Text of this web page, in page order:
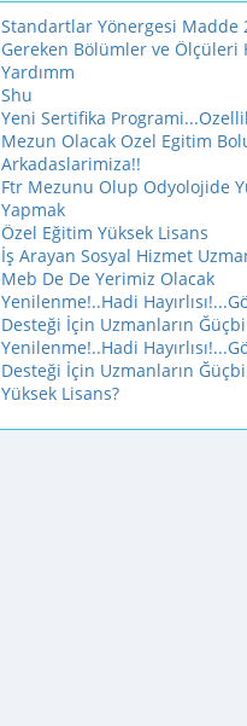
Standartlar Yönergesi Madde
Gereken Bölümler ve Ölçüleri
Yardımm
Shu
Yeni Sertifika
Mezun Olacak Ozel Egitim
Arkadaslarimiza!!
Ftr Mezunu Olup Odyolojide
Yapmak
Özel Eğitim Yüksek Lisans
İş Arayan Sosyal Hizmet
Meb De De Yerimiz Olacak
Yenilenme!..Hadi
Desteği İçin Uzmanların
Yenilenme!..Hadi
Desteği İçin Uzmanların
Yüksek Lisans?